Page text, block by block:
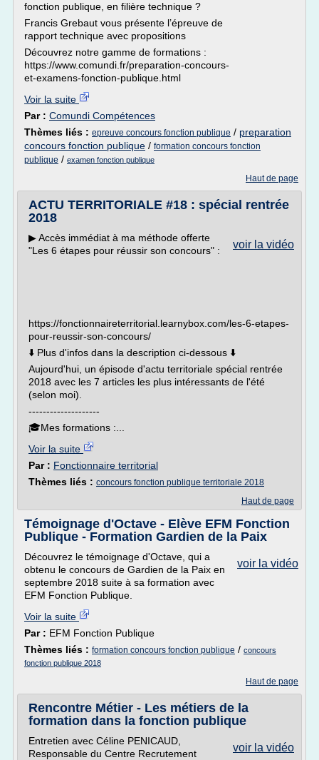
fonction publique, en filière technique ?
Francis Grebaut vous présente l’épreuve de
rapport technique avec propositions
Découvrez notre gamme de formations :
https://www.comundi.fr/preparation-concours-
et-examens-fonction-publique.html
Voir la suite
Par : Comundi Compétences
Thèmes liés : epreuve concours fonction publique / preparation
concours fonction publique / formation concours fonction
publique / examen fonction publique
Haut de page
ACTU TERRITORIALE #18 : spécial rentrée
2018
voir la vidéo
▶︎ Accès immédiat à ma méthode offerte
"Les 6 étapes pour réussir son concours" :
https://fonctionnaireterritorial.learnybox.com/les-6-etapes-
pour-reussir-son-concours/
⬇️ Plus d'infos dans la description ci-dessous ⬇️
Aujourd'hui, un épisode d'actu territoriale spécial rentrée
2018 avec les 7 articles les plus intéressants de l'été
(selon moi).
--------------------
🎓Mes formations :...
Voir la suite
Par : Fonctionnaire territorial
Thèmes liés : concours fonction publique territoriale 2018
Haut de page
Témoignage d'Octave - Elève EFM Fonction
Publique - Formation Gardien de la Paix
voir la vidéo
Découvrez le témoignage d'Octave, qui a
obtenu le concours de Gardien de la Paix en
septembre 2018 suite à sa formation avec
EFM Fonction Publique.
Voir la suite
Par : EFM Fonction Publique
Thèmes liés : formation concours fonction publique / concours
fonction publique 2018
Haut de page
Rencontre Métier - Les métiers de la
formation dans la fonction publique
voir la vidéo
Entretien avec Céline PENICAUD,
Responsable du Centre Recrutement